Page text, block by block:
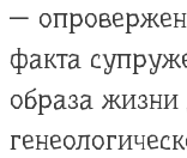
—
факта
образа жизни